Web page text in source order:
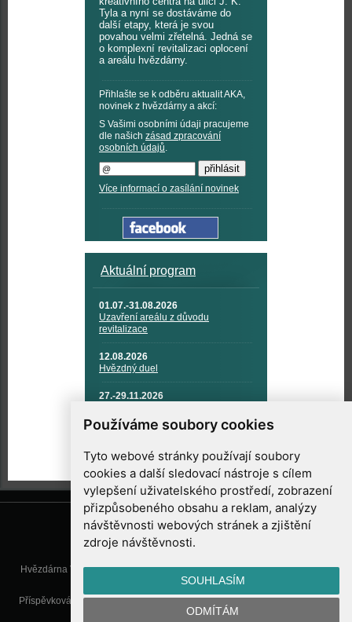
Používáme soubory cookies
Tyto webové stránky používají soubory
cookies a další sledovací nástroje s cílem
vylepšení uživatelského prostředí, zobrazení
přizpůsobeného obsahu a reklam, analýzy
návštěvnosti webových stránek a zjištění
zdroje návštěvnosti.
SOUHLASÍM
ODMÍTÁM
Tyla a nyní se dostáváme do
další etapy, která je svou
povahou velmi zřetelná. Jedná se
o komplexní revitalizaci oplocení
a areálu hvězdárny.
Přihlašte se k odběru aktualit AKA,
novinek z hvězdárny a akcí:
S Vašimi osobními údaji pracujeme
dle našich zásad zpracování
osobních údajů.
Více informací o zasílání novinek
Aktuální program
01.07.-31.08.2026
Uzavření areálu z důvodu
revitalizace
12.08.2026
Hvězdný duel
27.-29.11.2026
TECHNIKA A KOSMICKÉ
TECHNOLOGIE
Hvězdárna Valašské Meziříčí, příspěvková organizace, Vsetínská 78, 757
01 Valašské Meziříčí
Příspěvková organizace Zlínského kraje. Telefon:571 611 928, Mobil:777
info@astrovm.cz